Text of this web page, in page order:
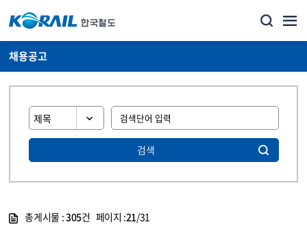
채용공고
검색
총게시물 :305건 페이지 :21/31